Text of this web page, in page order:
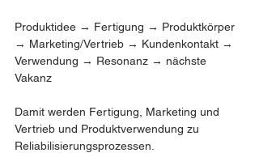
Produktidee → Fertigung → Produktkörper
→ Marketing/Vertrieb → Kundenkontakt →
Verwendung → Resonanz → nächste
Vakanz
Damit werden Fertigung, Marketing und
Vertrieb und Produktverwendung zu
Reliabilisierungsprozessen.